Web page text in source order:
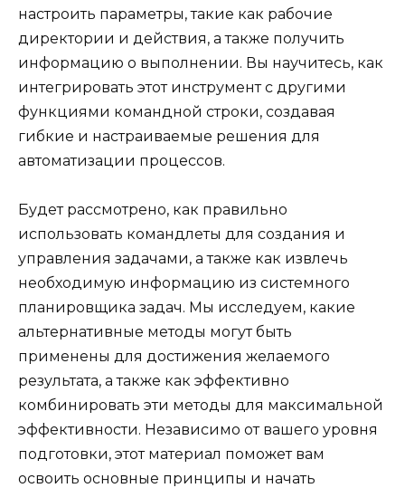
настроить параметры, такие как рабочие
директории и действия, а также получить
информацию о выполнении. Вы научитесь, как
интегрировать этот инструмент с другими
функциями командной строки, создавая
гибкие и настраиваемые решения для
автоматизации процессов.
Будет рассмотрено, как правильно
использовать командлеты для создания и
управления задачами, а также как извлечь
необходимую информацию из системного
планировщика задач. Мы исследуем, какие
альтернативные методы могут быть
применены для достижения желаемого
результата, а также как эффективно
комбинировать эти методы для максимальной
эффективности. Независимо от вашего уровня
подготовки, этот материал поможет вам
освоить основные принципы и начать